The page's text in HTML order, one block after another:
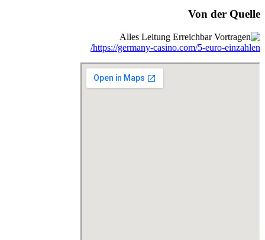
Von der Quelle
https://germany-casino.com/5-euro-einzahlen/